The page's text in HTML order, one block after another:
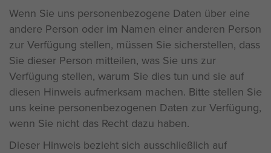
Wenn Sie uns personenbezogene Daten über eine
andere Person oder im Namen einer anderen Person
zur Verfügung stellen, müssen Sie sicherstellen, dass
Sie dieser Person mitteilen, was Sie uns zur
Verfügung stellen, warum Sie dies tun und sie auf
diesen Hinweis aufmerksam machen. Bitte stellen Sie
uns keine personenbezogenen Daten zur Verfügung,
wenn Sie nicht das Recht dazu haben.
Dieser Hinweis bezieht sich ausschließlich auf